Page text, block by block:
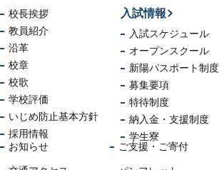
校長挨拶
教員紹介
沿革
校章
校歌
学校評価
いじめ防止基本方針
採用情報
入試情報
入試スケジュール
オープンスクール
新陽パスポート制度
募集要項
特待制度
納入金・支援制度
学生寮
お知らせ
ご支援・ご寄付